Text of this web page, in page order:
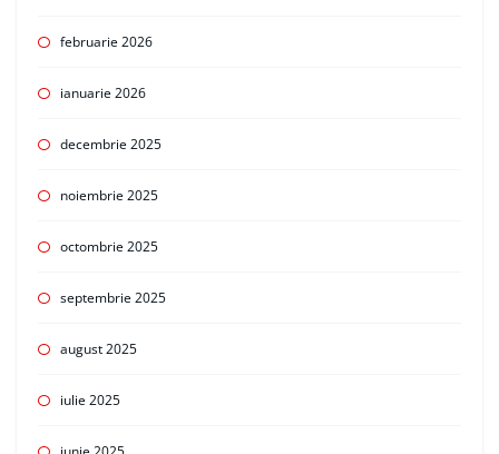
februarie 2026
ianuarie 2026
decembrie 2025
noiembrie 2025
octombrie 2025
septembrie 2025
august 2025
iulie 2025